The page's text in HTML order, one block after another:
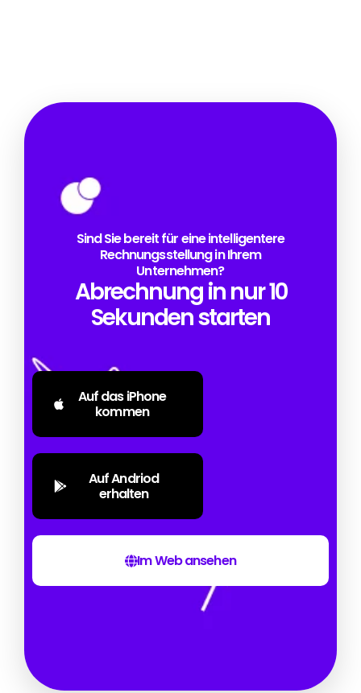
Sind Sie bereit für eine intelligentere
Rechnungsstellung in Ihrem
Unternehmen?
Abrechnung in nur 10
Sekunden starten
Auf das iPhone
kommen
Auf Andriod
erhalten
Im Web ansehen